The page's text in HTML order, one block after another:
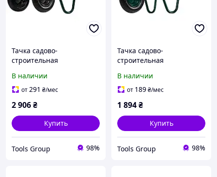
Тачка садово-
строительная
двухколесная 100 л/200 кг
колесо пневматическое с
подшипник
В наличии
от291 ₴/мес
2 906₴
Купить
Tools Group 98%
Тачка садово-
строительная
одноколесная 85 л/160 кг
колесо пневматическое с
втулка 79-9844
В наличии
от 189₴/мес
1 894₴
Купить
Tools Group 98%